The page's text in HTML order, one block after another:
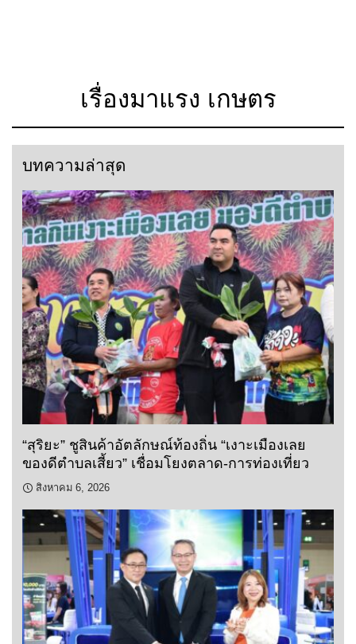
เรื่องมาแรง เกษตร
บทความล่าสุด
“สุริยะ” ชูสินค้าอัตลักษณ์ท้องถิ่น “เงาะเมืองเลย
ของดีตำบลเสี้ยว” เชื่อมโยงตลาด-การท่องเที่ยว
สิงหาคม 6, 2026